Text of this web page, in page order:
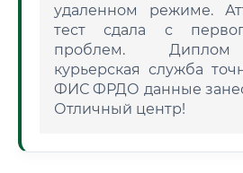
удаленном режиме.
тест сдала с
проблем. Диплом
курьерская служба
ФИС ФРДО данные
Отличный центр!